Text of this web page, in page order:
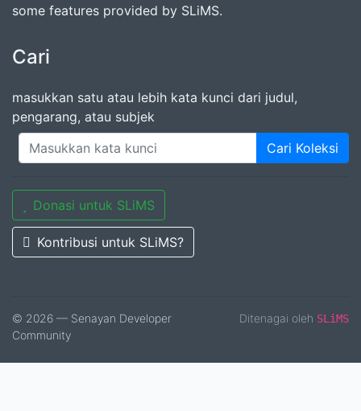
some features provided by SLiMS.
Cari
masukkan satu atau lebih kata kunci dari judul,
pengarang, atau subjek
Cari Koleksi
Donasi untuk SLiMS
Kontribusi untuk SLiMS?
© 2026 — Senayan Developer
Community
Ditenagai oleh SLiMS